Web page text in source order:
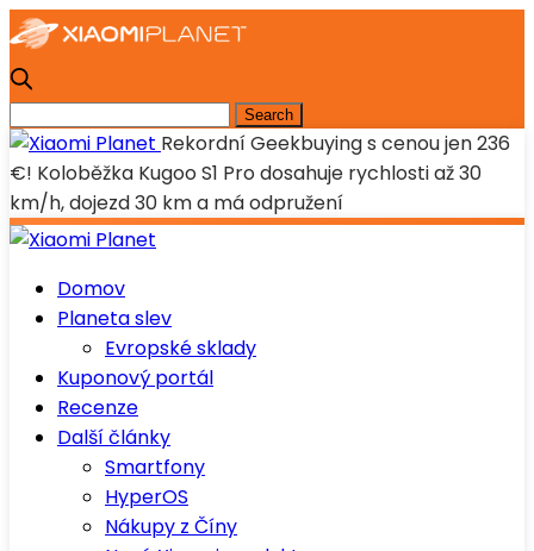
Rekordní Geekbuying s cenou jen 236
€! Koloběžka Kugoo S1 Pro dosahuje rychlosti až 30
km/h, dojezd 30 km a má odpružení
Domov
Planeta slev
Evropské sklady
Kuponový portál
Recenze
Další články
Smartfony
HyperOS
Nákupy z Číny